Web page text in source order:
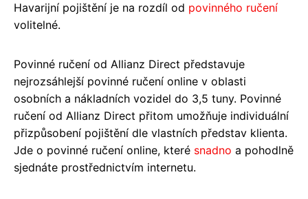
Havarijní pojištění je na rozdíl od povinného ručení
volitelné.
Povinné ručení od Allianz Direct představuje
nejrozsáhlejší povinné ručení online v oblasti
osobních a nákladních vozidel do 3,5 tuny. Povinné
ručení od Allianz Direct přitom umožňuje individuální
přizpůsobení pojištění dle vlastních představ klienta.
Jde o povinné ručení online, které snadno a pohodlně
sjednáte prostřednictvím internetu.